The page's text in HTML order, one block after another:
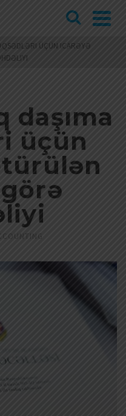
ÜÇÜN ICARƏYƏ
daşıma
üçün